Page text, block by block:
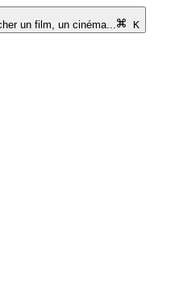
un film, un cinéma...
K